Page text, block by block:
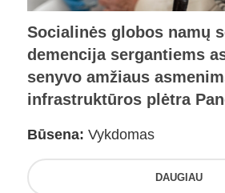
Socialinės globos namų
demencija sergantiems
senyvo amžiaus
infrastruktūros plėtra
Būsena: Vykdomas
DAUGIAU